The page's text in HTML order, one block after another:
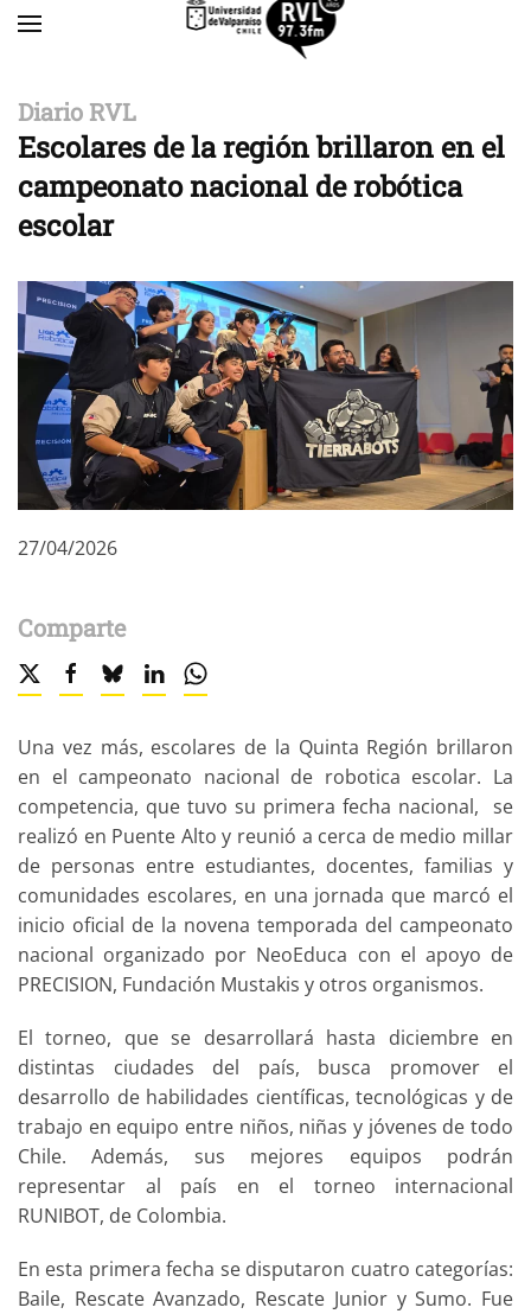
Diario RVL
Escolares de la región brillaron en el
campeonato nacional de robótica
escolar
27/04/2026
Comparte
Una vez más, escolares de la Quinta Región brillaron
en el campeonato nacional de robotica escolar. La
competencia, que tuvo su primera fecha nacional, se
realizó en Puente Alto y reunió a cerca de medio millar
de personas entre estudiantes, docentes, familias y
comunidades escolares, en una jornada que marcó el
inicio oficial de la novena temporada del campeonato
nacional organizado por NeoEduca con el apoyo de
PRECISION, Fundación Mustakis y otros organismos.
El torneo, que se desarrollará hasta diciembre en
distintas ciudades del país, busca promover el
desarrollo de habilidades científicas, tecnológicas y de
trabajo en equipo entre niños, niñas y jóvenes de todo
Chile. Además, sus mejores equipos podrán
representar al país en el torneo internacional
RUNIBOT, de Colombia.
En esta primera fecha se disputaron cuatro categorías:
Baile, Rescate Avanzado, Rescate Junior y Sumo. Fue